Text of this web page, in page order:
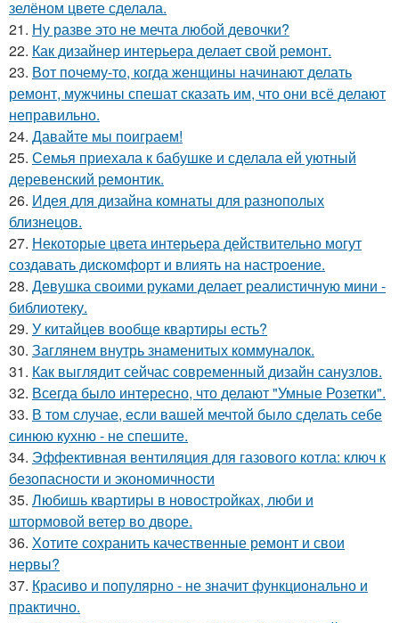
зелёном цвете сделала.
21. Ну разве это не мечта любой девочки?
22. Как дизайнер интерьера делает свой ремонт.
23. Вот почему-то, когда женщины начинают делать
ремонт, мужчины спешат сказать им, что они всё делают
неправильно.
24. Давайте мы поиграем!
25. Семья приехала к бабушке и сделала ей уютный
деревенский ремонтик.
26. Идея для дизайна комнаты для разнополых
близнецов.
27. Некоторые цвета интерьера действительно могут
создавать дискомфорт и влиять на настроение.
28. Девушка своими руками делает реалистичную мини -
библиотеку.
29. У китайцев вообще квартиры есть?
30. Заглянем внутрь знаменитых коммуналок.
31. Как выглядит сейчас современный дизайн санузлов.
32. Всегда было интересно, что делают "Умные Розетки".
33. В том случае, если вашей мечтой было сделать себе
синюю кухню - не спешите.
34. Эффективная вентиляция для газового котла: ключ к
безопасности и экономичности
35. Любишь квартиры в новостройках, люби и
штормовой ветер во дворе.
36. Хотите сохранить качественные ремонт и свои
нервы?
37. Красиво и популярно - не значит функционально и
практично.